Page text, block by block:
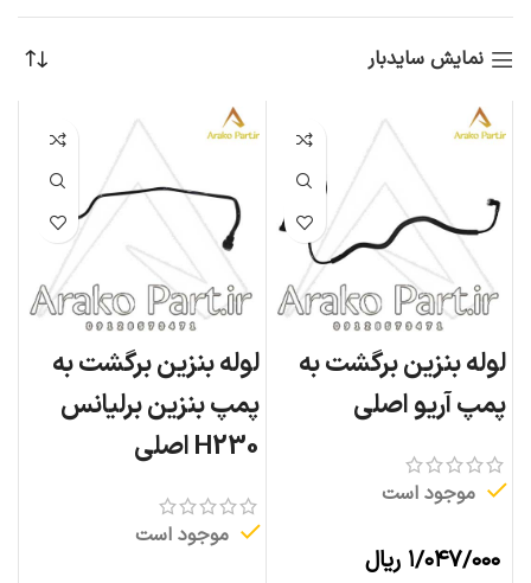
نمایش سایدبار
لوله بنزین برگشت به
پمپ آریو اصلی
موجود است
۱/۰۴۷/۰۰۰ ریال
لوله بنزین برگشت به
پمپ بنزین برلیانس
H230 اصلی
موجود است